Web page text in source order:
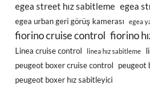
egea street hız sabitleme egea
egea urban geri görüş kamerası egea
fiorino cruise control fiorino
Linea cruise control linea hız sabitleme
peugeot boxer cruise control peugeot
peugeot boxer hız sabitleyici